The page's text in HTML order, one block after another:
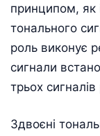
принципом, як
тонального
роль виконує
сигнали
трьох сигналів
Здвоєні